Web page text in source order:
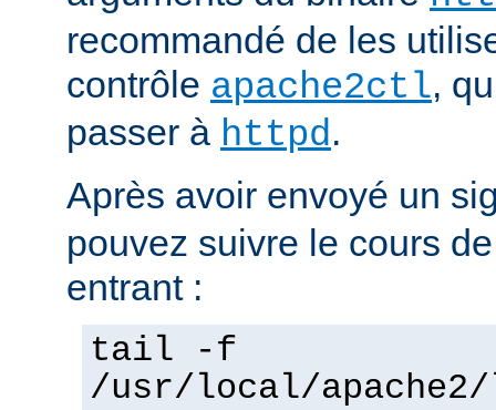
recommandé de les
contrôle apache2ctl,
passer à httpd.
Après avoir envoyé un
pouvez suivre le cours
entrant :
tail -f
/usr/local/